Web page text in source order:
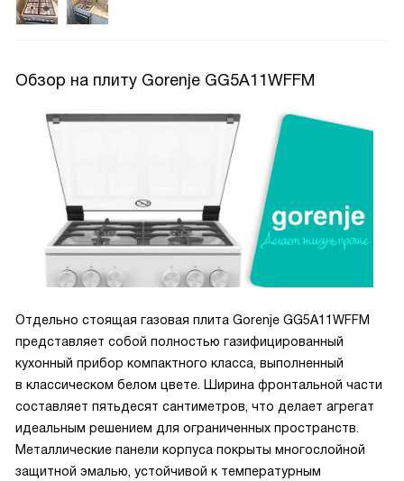
Обзор на плиту Gorenje GG5A11WFFM
Отдельно стоящая газовая плита Gorenje GG5A11WFFM
представляет собой полностью газифицированный
кухонный прибор компактного класса, выполненный
в классическом белом цвете. Ширина фронтальной части
составляет пятьдесят сантиметров, что делает агрегат
идеальным решением для ограниченных пространств.
Металлические панели корпуса покрыты многослойной
защитной эмалью, устойчивой к температурным